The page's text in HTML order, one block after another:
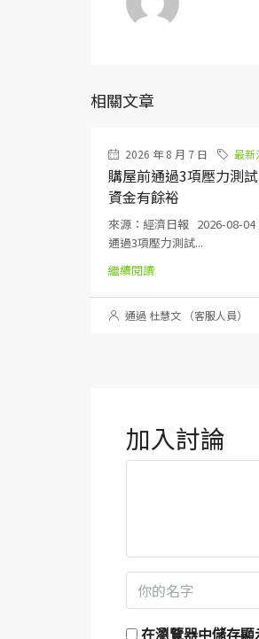
相關文章
2026 年 8 月 7 日 最新
購屋前通過3項壓力測
資金有餘裕
來源：經濟日報 2026-08-04
通過3項壓力測試...
繼續閱讀
通過 杜慧文 （客服人員）
加入討論
在瀏覽器中儲存